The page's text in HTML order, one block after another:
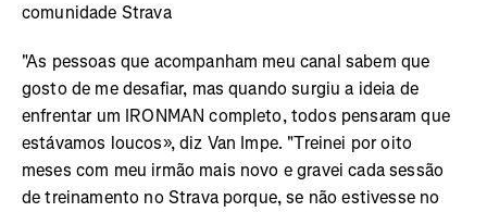
comunidade Strava
"As pessoas que acompanham meu canal sabem que
gosto de me desafiar, mas quando surgiu a ideia de
enfrentar um IRONMAN completo, todos pensaram que
estávamos loucos», diz Van Impe. "Treinei por oito
meses com meu irmão mais novo e gravei cada sessão
de treinamento no Strava porque, se não estivesse no